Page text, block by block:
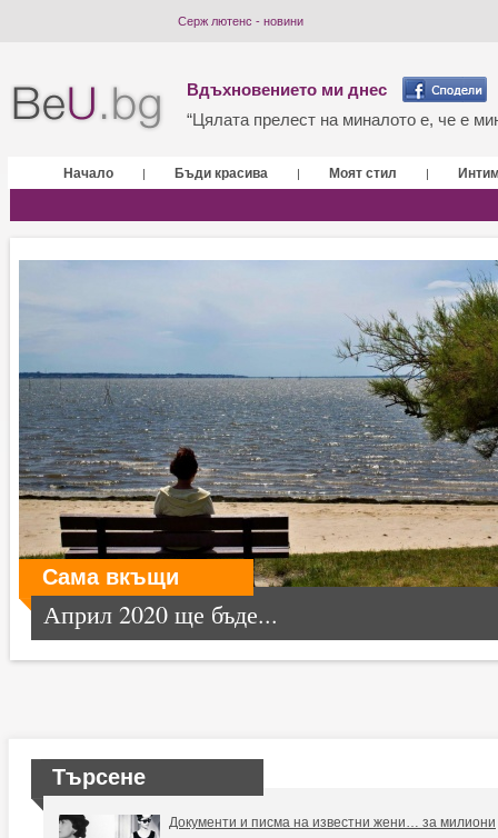
Серж лютенс - новини
Вдъхновението ми днес
“Цялата прелест на миналото е, че е
Начало | Бъди красива | Моят стил |
Сама вкъщи
Април 2020 ще бъде...
Търсене
Документи и писма на известни жени… за милиони